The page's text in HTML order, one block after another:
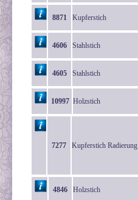
8871 Kupferstich
4606 Stahlstich
4605 Stahlstich
10997 Holzstich
7277 Kupferstich Radierung
4846 Holzstich